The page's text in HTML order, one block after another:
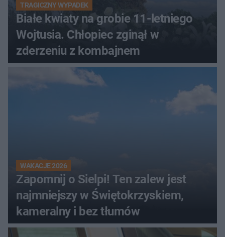
TRAGICZNY WYPADEK
Białe kwiaty na grobie 11-letniego
Wojtusia. Chłopiec zginął w
zderzeniu z kombajnem
WAKACJE 2026
Zapomnij o Sielpi! Ten zalew jest
najmniejszy w Świętokrzyskiem,
kameralny i bez tłumów